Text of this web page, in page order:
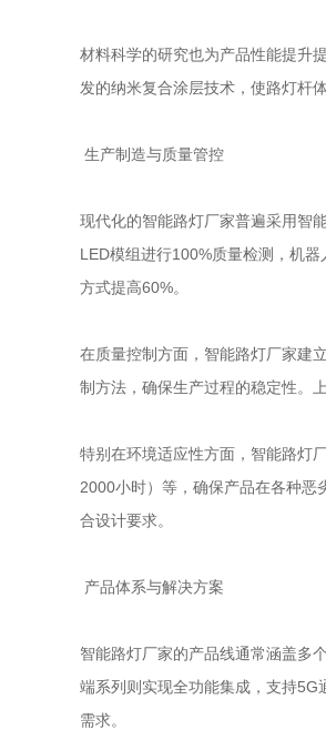
材料科学的研究也为产品性能提升
发的纳米复合涂层技术，使路灯杆
生产制造与质量管控
现代化的智能路灯厂家普遍采用智
LED模组进行100%质量检测，机
方式提高60%。
在质量控制方面，智能路灯厂家建
制方法，确保生产过程的稳定性。
特别在环境适应性方面，智能路灯
2000小时）等，确保产品在各种恶
合设计要求。
产品体系与解决方案
智能路灯厂家的产品线通常涵盖多
端系列则实现全功能集成，支持
需求。